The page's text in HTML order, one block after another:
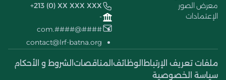
معرض الصور
الإعتمادات
+213 (0) XX XXX XXX
-
####@####.com
contact@lrf-batna.org
ملفات تعريف الإرتباط الوظائف المناقصات الشروط و الأحكام
سياسة الخصوصية